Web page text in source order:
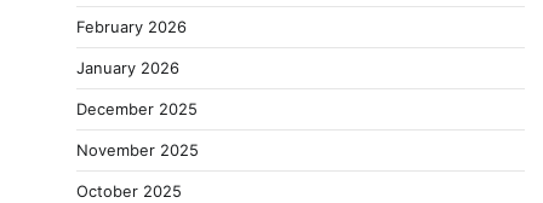
February 2026
January 2026
December 2025
November 2025
October 2025